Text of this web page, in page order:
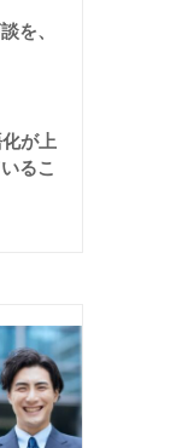
を、
が上
るこ